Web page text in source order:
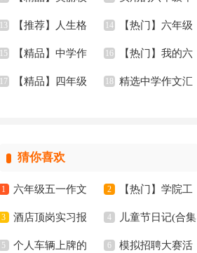
字四篇
园三年级作文300字
四篇
的作文300字汇总9篇
13 【推荐】人生格
言锦集45句
14 【热门】六年级
作文300字汇总8篇
15 【精品】中学作
文三篇
16 【热门】我的六
年级小学作文3篇
17 【精品】四年级 18 精选中学作文汇
猜你喜欢
1 六年级五一作文
300字集锦7篇
2 【热门】学院工
作计划四篇
3 酒店顶岗实习报
告十篇
4 儿童节日记(合集
15篇)
5 个人车辆上牌的 6 模拟招聘大赛活